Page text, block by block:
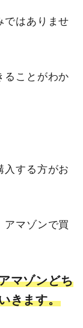
ではありませ
ることがわか
入する方がお
アマゾンで買
マゾンどち
きます。